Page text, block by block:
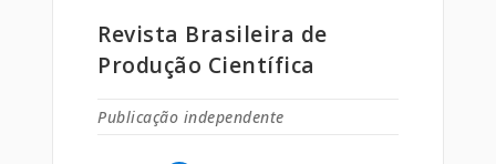
Revista Brasileira de
Produção Científica
Publicação independente